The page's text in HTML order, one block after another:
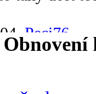
Peci76
bych se
když ji
čerpadlo v